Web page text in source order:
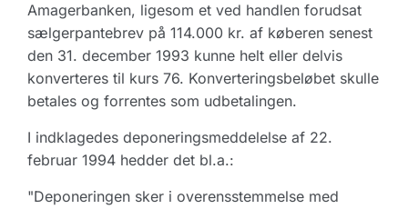
Amagerbanken, ligesom et ved handlen forudsat
sælgerpantebrev på 114.000 kr. af køberen senest
den 31. december 1993 kunne helt eller delvis
konverteres til kurs 76. Konverteringsbeløbet skulle
betales og forrentes som udbetalingen.
I indklagedes deponeringsmeddelelse af 22.
februar 1994 hedder det bl.a.:
"Deponeringen sker i overensstemmelse med